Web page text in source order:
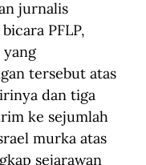
jurnalis
PFLP,
yang
tersebut atas
dan tiga
ke sejumlah
murka atas
sejarawan